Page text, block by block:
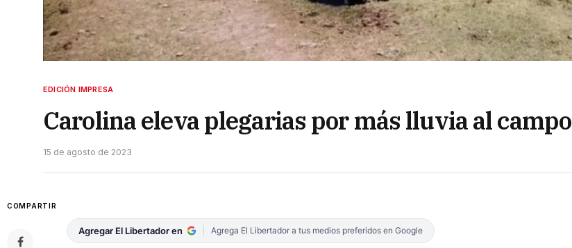
EDICIÓN IMPRESA
Carolina eleva plegarias por más lluvia al campo
15 de agosto de 2023
COMPARTIR
Agregar El Libertador en Agrega El Libertador a tus medios preferidos en Google